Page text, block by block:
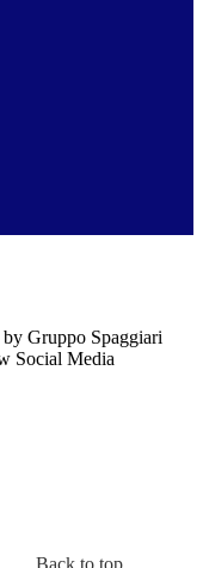
Gruppo Spaggiari
Social Media